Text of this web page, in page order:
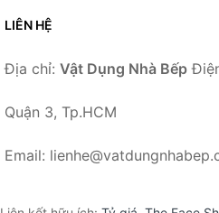
LIÊN HỆ
Địa chỉ: Vật Dụng Nhà Bếp
Quận 3, Tp.HCM
Email: